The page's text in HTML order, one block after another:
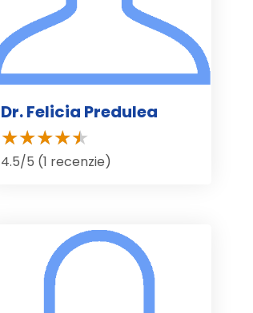
Dr. Felicia Predulea
4.5/5 (1 recenzie)